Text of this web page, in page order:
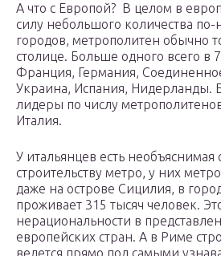
А что с Европой? В целом в
силу небольшого количества
городов, метрополитен обычно
столице. Больше одного всего в
Франция, Германия,
Украина, Испания, Нидерланды.
лидеры по числу
Италия.
У итальянцев есть необъяснимая
строительству метро, у них
даже на острове Сицилия, в
проживает 315 тысяч человек.
нерациональности в
европейских стран. А в Риме
ведется прямо под самыми